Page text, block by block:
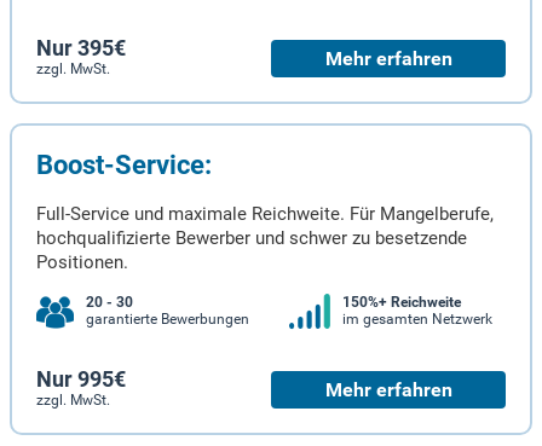
Nur 395€
zzgl. MwSt. Mehr erfahren
Boost-Service:
Full-Service und maximale Reichweite. Für Mangelberufe,
hochqualifizierte Bewerber und schwer zu besetzende
Positionen.
20 - 30
garantierte Bewerbungen
150%+ Reichweite
im gesamten Netzwerk
Nur 995€
zzgl. MwSt. Mehr erfahren